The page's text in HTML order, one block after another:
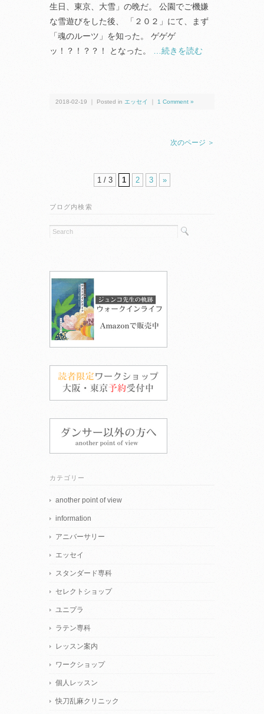
生日、東京、大雪」の晩だ。 公園でご機嫌
な雪遊びをした後、 「２０２」にて、まず
「魂のルーツ」を知った。 ゲゲゲ
ッ！？！？？！ となった。
…続きを読む
2018-02-19 ｜ Posted in エッセイ 1 Comment »
次のページ ＞
1 / 3 1 2 3 »
ブログ内検索
カテゴリー
another point of view
information
アニバーサリー
エッセイ
スタンダード専科
セレクトショップ
ユニプラ
ラテン専科
レッスン案内
ワークショップ
個人レッスン
快刀乱麻クリニック